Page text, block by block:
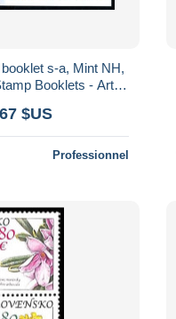
s-a, Mint NH,
Booklets - Art -
$US
Professionnel